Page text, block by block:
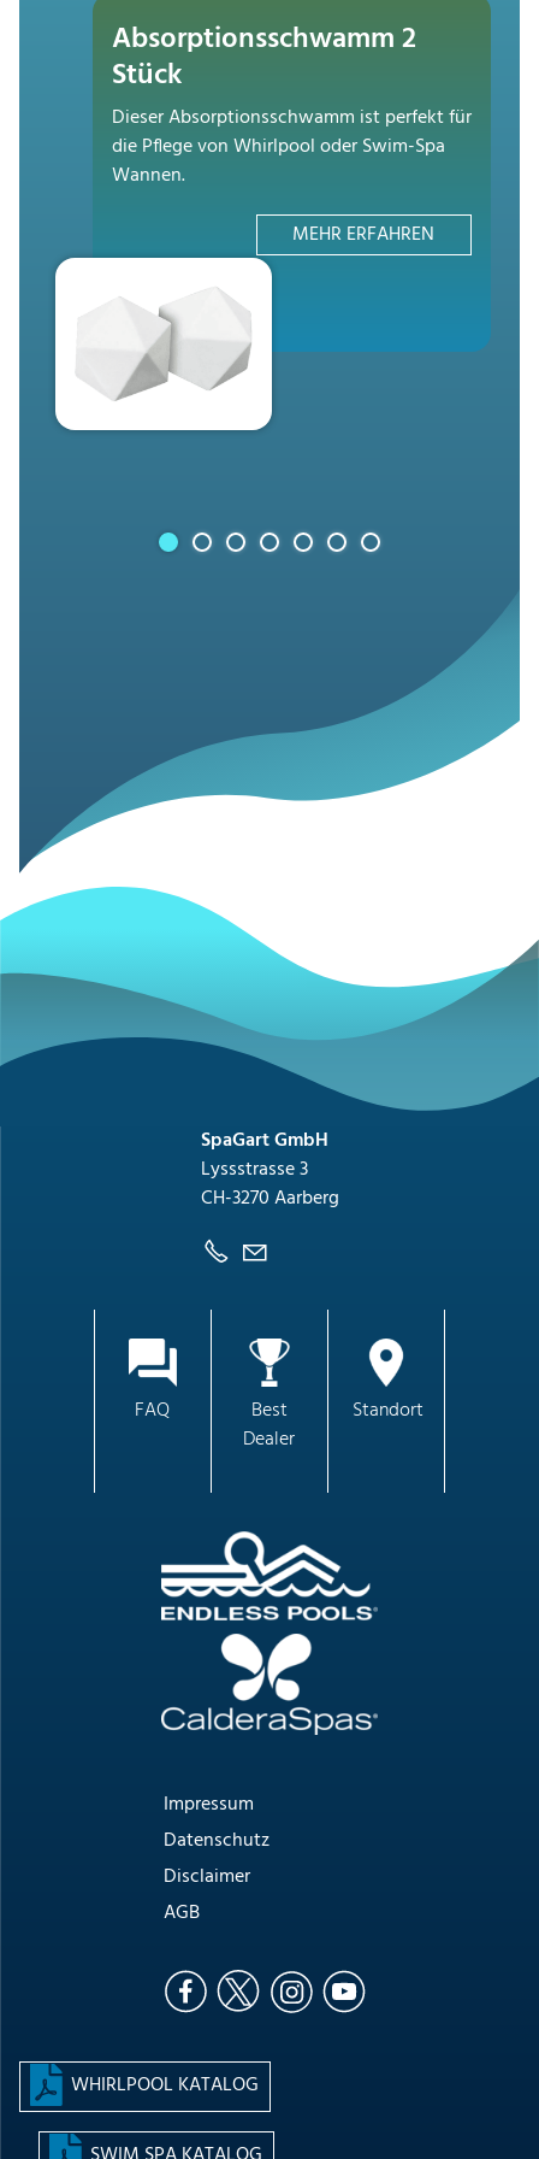
Absorptionsschwamm 2
Stück
Dieser Absorptionsschwamm ist perfekt für
die Pflege von Whirlpool oder Swim-Spa
Wannen.
MEHR ERFAHREN
SpaGart GmbH
Lyssstrasse 3
CH-3270 Aarberg
FAQ
Best
Dealer
Standort
Impressum
Datenschutz
Disclaimer
AGB
WHIRLPOOL KATALOG